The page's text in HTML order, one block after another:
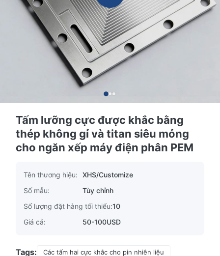
Tấm lưỡng cực được khắc bằng
thép không gỉ và titan siêu mỏng
cho ngăn xếp máy điện phân PEM
Tên thương hiệu:
XHS/Customize
Số mẫu:
Tùy chỉnh
Số lượng đặt hàng tối thiểu:10
Giá cả:
50-100USD
Tags:
Các tấm hai cực khắc cho pin nhiên liệu